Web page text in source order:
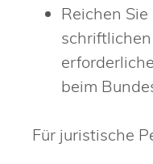
Reichen
beim
Für juristische